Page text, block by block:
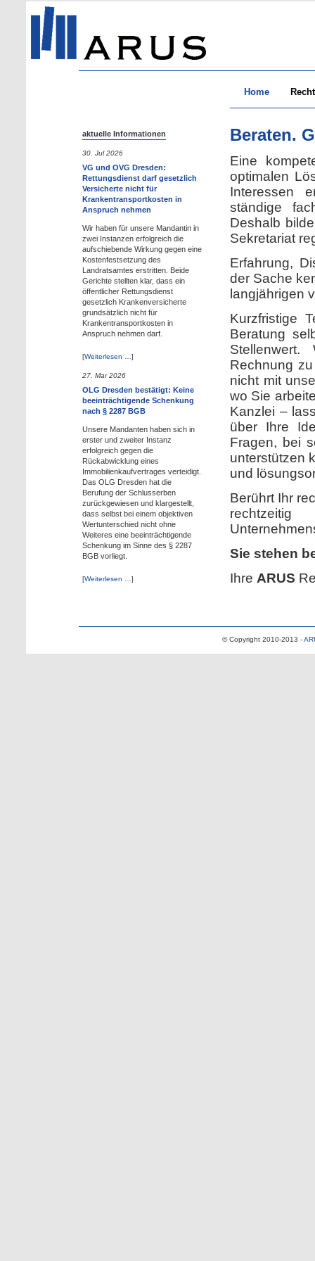
Home
aktuelle Informationen
30. Jul 2026
VG und OVG Dresden:
Rettungsdienst darf gesetzlich
Versicherte nicht für
Krankentransportkosten in
Anspruch nehmen
Wir haben für unsere Mandantin in
zwei Instanzen erfolgreich die
aufschiebende Wirkung gegen eine
Kostenfestsetzung des
Landratsamtes erstritten. Beide
Gerichte stellten klar, dass ein
öffentlicher Rettungsdienst
gesetzlich Krankenversicherte
grundsätzlich nicht für
Krankentransportkosten in
Anspruch nehmen darf.
[Weiterlesen … ]
27. Mar 2026
OLG Dresden bestätigt: Keine
beeinträchtigende Schenkung
nach § 2287 BGB
Unsere Mandanten haben sich in
erster und zweiter Instanz
erfolgreich gegen die
Rückabwicklung eines
Immobilienkaufvertrages verteidigt.
Das OLG Dresden hat die
Berufung der Schlusserben
zurückgewiesen und klargestellt,
dass selbst bei einem objektiven
Wertunterschied nicht ohne
Weiteres eine beeinträchtigende
Schenkung im Sinne des § 2287
BGB vorliegt.
[Weiterlesen … ]
Beraten.
Eine
optimalen
Interessen
ständige
Deshalb
Sekretariat
Erfahrung,
der Sache
langjährigen
Kurzfristige
Beratung
Rechnung
nicht mit
wo Sie
Kanzlei –
über Ihre
Fragen, bei
unterstützen
und
Berührt Ihr
Sie stehen
Ihre ARUS
© Copyright 2010-2013 -